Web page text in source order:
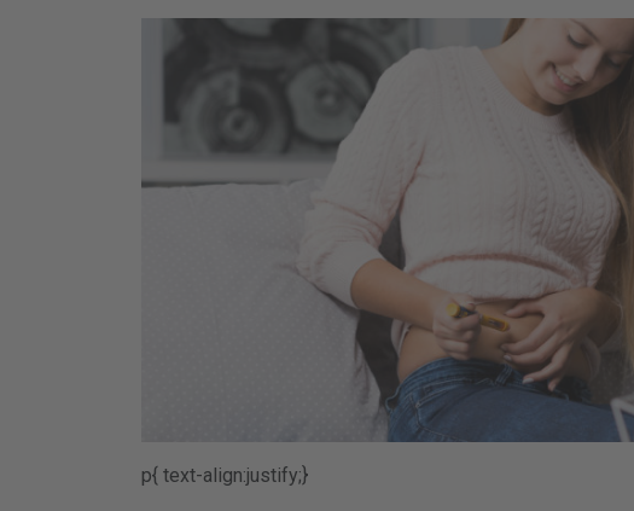
p{ text-align:justify;}